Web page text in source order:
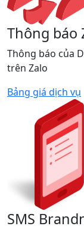
Thông báo
Thông báo của
trên Zalo
Bảng giá dịch vụ
SMS